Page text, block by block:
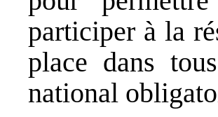
participer à la
place dans
national